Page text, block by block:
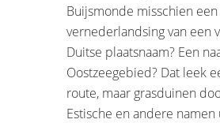
Buijsmonde misschien een
vernederlandsing van een
Duitse plaatsnaam? Een
Oostzeegebied? Dat leek
route, maar grasduinen
Estische en andere